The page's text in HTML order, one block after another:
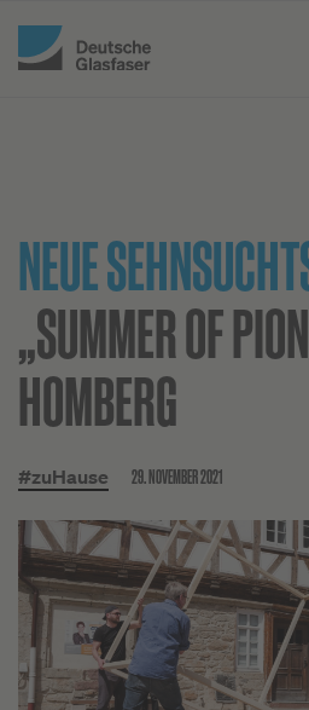
NEUE
„SUMMER OF
HOMBERG
#zuHause 29. NOVEMBER 2021